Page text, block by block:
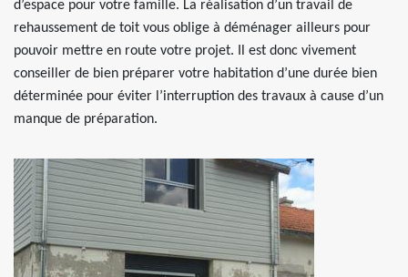
d’espace pour votre famille. La réalisation d’un travail de
rehaussement de toit vous oblige à déménager ailleurs pour
pouvoir mettre en route votre projet. Il est donc vivement
conseiller de bien préparer votre habitation d’une durée bien
déterminée pour éviter l’interruption des travaux à cause d’un
manque de préparation.